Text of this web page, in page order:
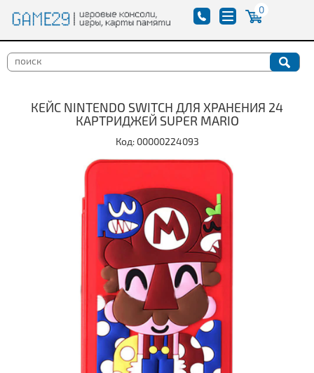
0
КЕЙС NINTENDO SWITCH ДЛЯ ХРАНЕНИЯ 24
КАРТРИДЖЕЙ SUPER MARIO
Код: 00000224093